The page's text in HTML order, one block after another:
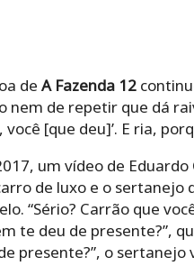
de A Fazenda 12
nem de repetir que dá
você [que deu]’. E ria,
um vídeo de
de luxo e o sertanejo
“Sério? Carrão que
te deu de presente?”,
presente?”, o sertanejo